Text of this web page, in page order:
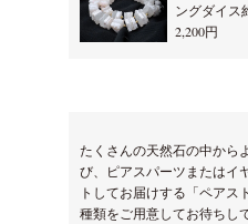
ングダイス
2,200円
たくさんの天然石の中から
び、ピアスパーツまたはイ
トしてお届けする「ペアス
種類をご用意してお待ちし